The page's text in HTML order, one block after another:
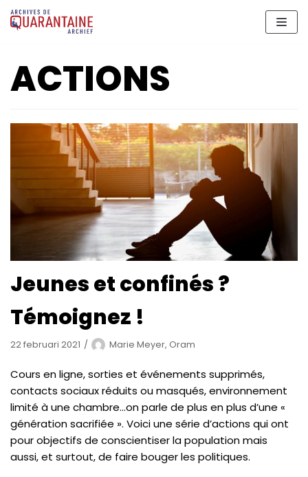
Meteen
naar
inhoud
ACTIONS
Jeunes et confinés ?
Témoignez !
22 februari 2021 Marie Meyer, Oram
Cours en ligne, sorties et événements supprimés,
contacts sociaux réduits ou masqués, environnement
limité à une chambre…on parle de plus en plus d’une «
génération sacrifiée ». Voici une série d’actions qui ont
pour objectifs de conscientiser la population mais
aussi, et surtout, de faire bouger les politiques.